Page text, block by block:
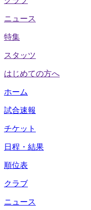
ニュース
特集
スタッツ
はじめての方へ
ホーム
試合速報
チケット
日程・結果
順位表
クラブ
ニュース